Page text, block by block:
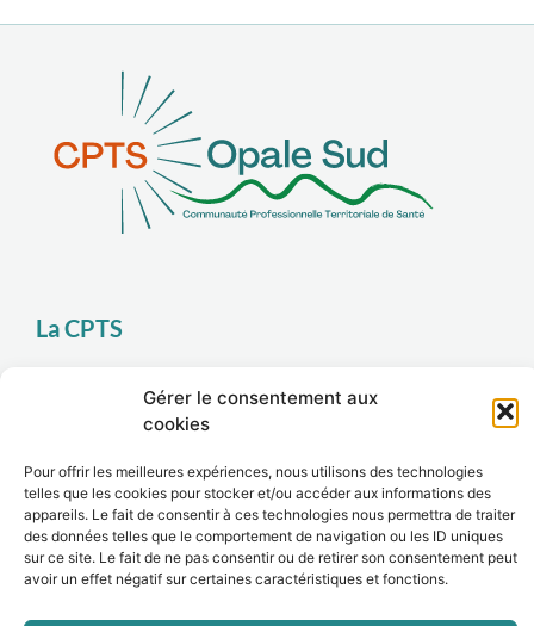
Gérer le consentement aux
cookies
Pour offrir les meilleures expériences, nous utilisons des technologies
telles que les cookies pour stocker et/ou accéder aux informations des
appareils. Le fait de consentir à ces technologies nous permettra de traiter
des données telles que le comportement de navigation ou les ID uniques
sur ce site. Le fait de ne pas consentir ou de retirer son consentement peut
avoir un effet négatif sur certaines caractéristiques et fonctions.
La CPTS
Le site
Mentions légales